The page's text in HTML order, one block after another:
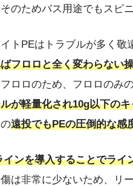
のためバス用途でもスピ
トPEはトラブルが多く敬
フロロと全く変わらない
ロロのため、フロロのみ
が軽量化され10g以下の
遠投でもPEの圧倒的な感
インを導入することでライ
は非常に少ないため、リ